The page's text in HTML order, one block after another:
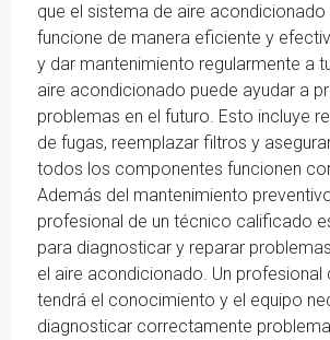
que el sistema de aire
funcione de manera eficiente y
y dar mantenimiento regularmente a
aire acondicionado puede ayudar a
problemas en el futuro. Esto incluye
de fugas, reemplazar filtros y
todos los componentes funcionen
Además del mantenimiento
profesional de un técnico calificado
para diagnosticar y reparar
el aire acondicionado. Un
tendrá el conocimiento y el equipo
diagnosticar correctamente